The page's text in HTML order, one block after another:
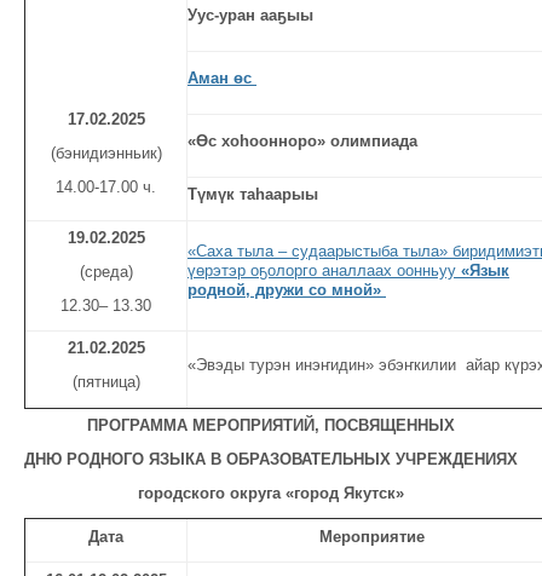
17.02.2025
(бэнидиэнньик)
14.00-17.00 ч.
Уус-уран ааҕыы
Аман өс
«Өс хоһоонноро» олимпиада
Түмүк таһаарыы
19.02.2025
(среда)
12.30– 13.30
«Саха тыла – судаарыстыба тыла»
үөрэтэр оҕолорго аналлаах оонньуу «Язык
родной, дружи со мной»
21.02.2025
(пятница)
«Эвэды турэн инэҥидин» эбэҥкилии айар
ПРОГРАММА МЕРОПРИЯТИЙ, ПОСВЯЩЕННЫХ
ДНЮ РОДНОГО ЯЗЫКА В ОБРАЗОВАТЕЛЬНЫХ УЧРЕЖДЕНИЯХ
городского округа «город Якутск»
Дата Мероприятие